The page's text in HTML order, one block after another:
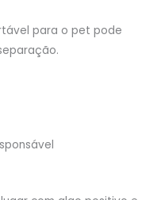
para o pet pode